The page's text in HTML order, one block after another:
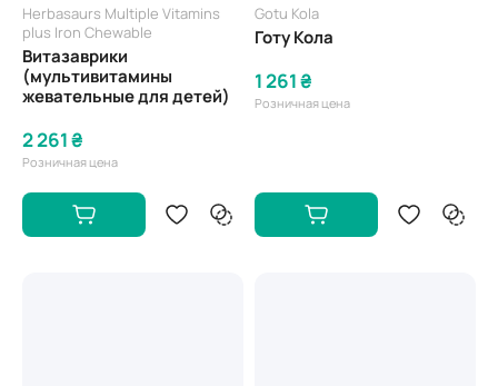
Herbasaurs Multiple Vitamins
plus Iron Chewable
Витазаврики
(мультивитамины
жевательные для детей)
2 261 ₴
Розничная цена
Gotu Kola
Готу Кола
1 261 ₴
Розничная цена